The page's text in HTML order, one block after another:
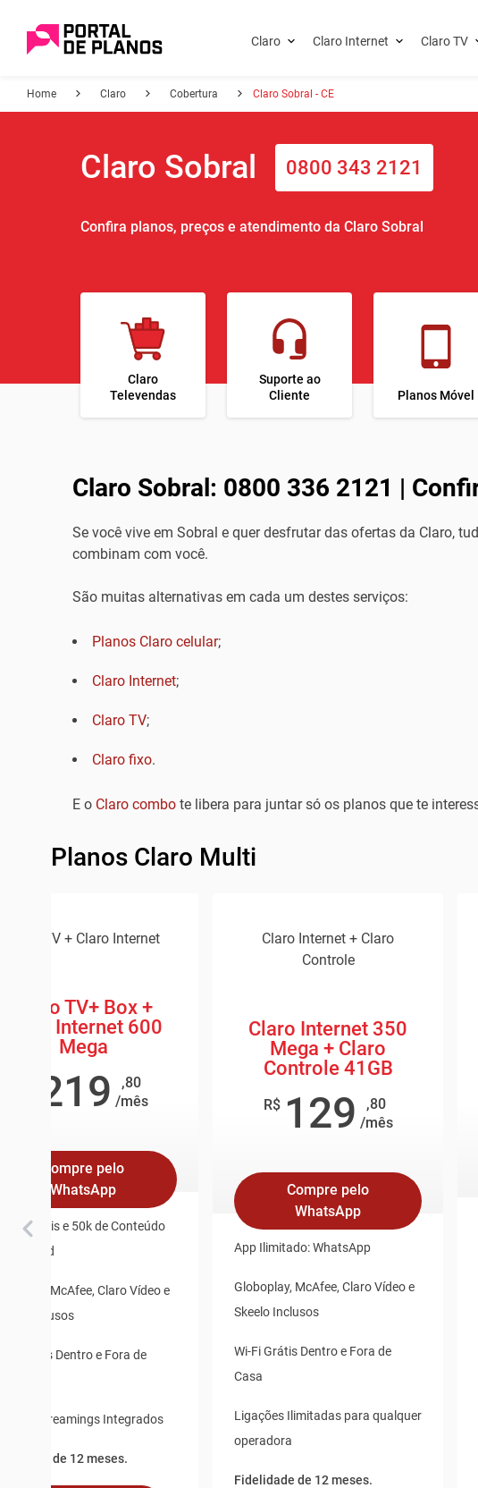
Claro Claro Internet Claro TV
Home Claro Cobertura Claro Sobral - CE
Claro Sobral 0800 343 2121
Confira planos, preços e atendimento da Claro Sobral
Claro
Televendas
Suporte ao
Cliente
Planos Móvel
Claro Sobral: 0800 336 2121 |
Se você vive em Sobral e quer desfrutar das ofertas da Claro,
combinam com você.
São muitas alternativas em cada um destes serviços:
Planos Claro celular;
Claro Internet;
Claro TV;
Claro fixo.
E o Claro combote libera para juntar só os planos que te
Planos Claro Multi
Claro TV + Claro Internet
Claro TV+ Box +
Claro Internet 600
Mega
219
,80
/mês
Compre pelo
WhatsApp
canais e 50k de Conteúdo
Demand
McAfee, Claro Vídeo e
Inclusos
Fi Grátis Dentro e Fora de
de Streamings Integrados
de 12 meses.
Claro Internet + Claro
Controle
Claro Internet 350
Mega + Claro
Controle 41GB
R$ 129
,80
/mês
Compre pelo
WhatsApp
App Ilimitado: WhatsApp
Globoplay, McAfee, Claro Vídeo e
Skeelo Inclusos
Wi-Fi Grátis Dentro e Fora de
Casa
Ligações Ilimitadas para qualquer
operadora
Fidelidade de 12 meses.